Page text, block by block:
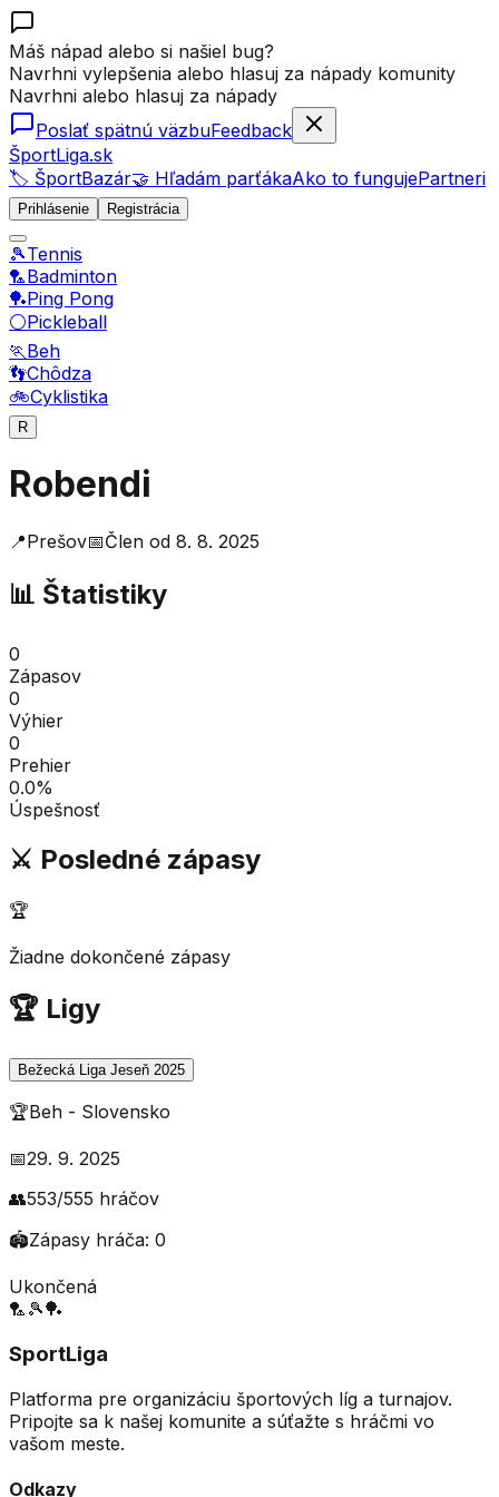
Máš nápad alebo si našiel bug?
Navrhni vylepšenia alebo hlasuj za nápady komunity
Navrhni alebo hlasuj za nápady
Poslať spätnú väzbuFeedback
ŠportLiga.sk
🏷️ ŠportBazár🤝 Hľadám parťákaAko to fungujePartneri
Prihlásenie Registrácia
🎾Tennis
🏸Badminton
🏓Ping Pong
⚪Pickleball
🏃Beh
👣Chôdza
🚲Cyklistika
R
Robendi
📍Prešov📅Člen od 8. 8. 2025
📊 Štatistiky
0
Zápasov
0
Výhier
0
Prehier
0.0%
Úspešnosť
⚔️ Posledné zápasy
🏆
Žiadne dokončené zápasy
🏆 Ligy
Bežecká Liga Jeseň 2025
🏆Beh - Slovensko
📅29. 9. 2025
👥553/555 hráčov
🏟️Zápasy hráča: 0
Ukončená
🏸 🎾🏓
SportLiga
Platforma pre organizáciu športových líg a turnajov.
Pripojte sa k našej komunite a súťažte s hráčmi vo
vašom meste.
Odkazy